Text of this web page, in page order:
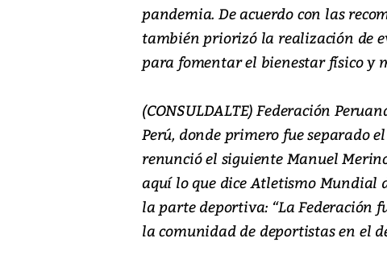
pandemia. De acuerdo con las
también priorizó la realización de
para fomentar el bienestar físico y
(CONSULDALTE) Federación
Perú, donde primero fue separado
renunció el siguiente Manuel
aquí lo que dice Atletismo Mundial
la parte deportiva: “La Federación
la comunidad de deportistas en el